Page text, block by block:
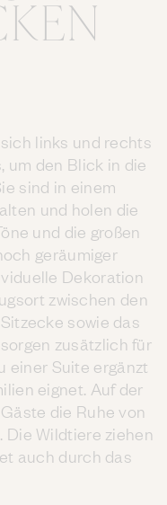
links und rechts
um den Blick in die
sind in einem
und holen die
und die großen
geräumiger
Dekoration
zwischen den
sowie das
zusätzlich für
einer Suite ergänzt
eignet. Auf der
die Ruhe von
Wildtiere ziehen
auch durch das